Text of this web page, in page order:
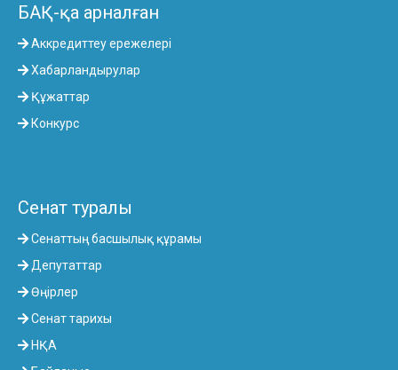
БАҚ-қа арналған
Аккредиттеу ережелері
Хабарландырулар
Құжаттар
Конкурс
Сенат туралы
Сенаттың басшылық құрамы
Депутаттар
Өңірлер
Сенат тарихы
НҚА